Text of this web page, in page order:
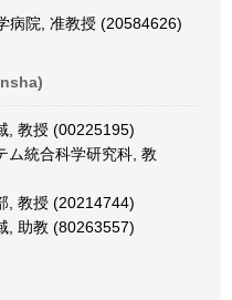
病院, 准教授 (20584626)
, 教授 (00225195)
ム統合科学研究科, 教
, 教授 (20214744)
, 助教 (80263557)